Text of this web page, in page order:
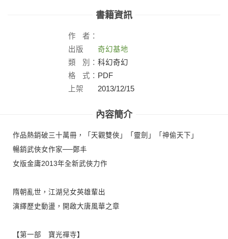
書籍資訊
作
者：
出版
社：
奇幻基地
類
別： 科幻奇幻
格
式： PDF
上架
2013/12/15
內容簡介
作品熱銷破三十萬冊，「天觀雙俠」「靈劍」「神偷天下」
暢銷武俠女作家──鄭丰
女版金庸2013年全新武俠力作
隋朝亂世，江湖兒女英雄輩出
演繹歷史動盪，開啟大唐風華之章
【第一部 寶光禪寺】